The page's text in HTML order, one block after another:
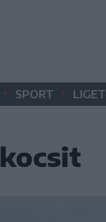
• SPORT • LIGET